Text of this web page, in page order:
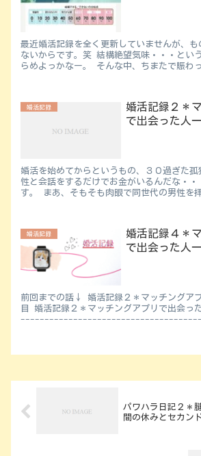
最近婚活記録を全く更新していませんが、
ないからです。笑 結構絶望気味・・・とい
らめよっかなー。 そんな中、ちまたで賑わっていた結婚診断とい
婚活記録
婚活記録２＊
で出会った人
婚活を始めてからというもの、３０過ぎた孤
性と会話をするだけでお金がいるんだな・・
す。 まあ、そもそも肉眼で同世代の男性を
婚活記録
婚活記録４＊
で出会った人
前回までの話↓ 婚活記録２＊マッチングアプリで出会った人一人
目 婚活記録２＊マッチングアプリで出会った人一人目 ② ------
パワハラ日記２＊
間の休みとセカン